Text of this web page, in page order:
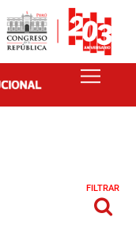
FILTRAR